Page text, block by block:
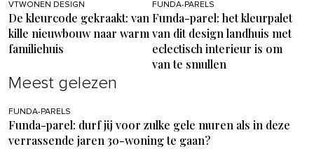
VTWONEN DESIGN
De kleurcode gekraakt: van
kille nieuwbouw naar warm
familiehuis
FUNDA-PARELS
Funda-parel: het kleurpalet
van dit design landhuis met
eclectisch interieur is om
van te smullen
Meest gelezen
FUNDA-PARELS
Funda-parel: durf jij voor zulke gele muren als in deze
verrassende jaren 30-woning te gaan?